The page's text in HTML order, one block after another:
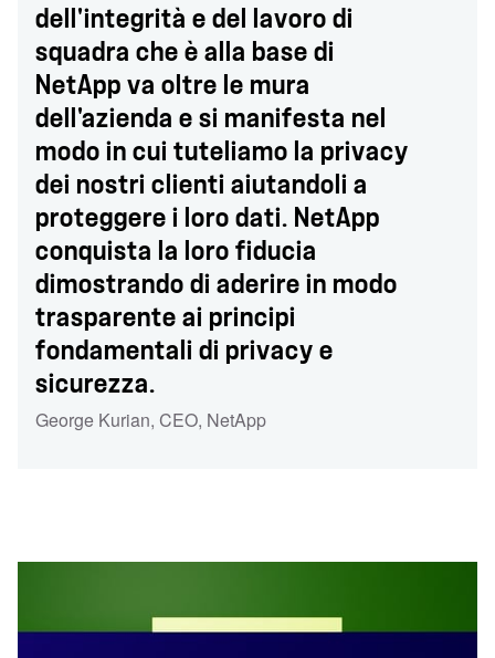
dell'integrità e del lavoro di
squadra che è alla base di
NetApp va oltre le mura
dell'azienda e si manifesta nel
modo in cui tuteliamo la privacy
dei nostri clienti aiutandoli a
proteggere i loro dati. NetApp
conquista la loro fiducia
dimostrando di aderire in modo
trasparente ai principi
fondamentali di privacy e
sicurezza.
George Kurian, CEO, NetApp